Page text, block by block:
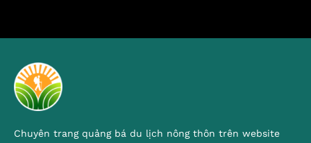
Chuyên trang quảng bá du lịch nông thôn trên website